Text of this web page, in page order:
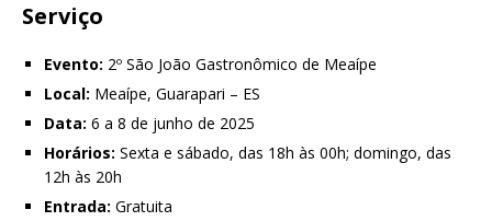
Serviço
Evento: 2º São João Gastronômico de Meaípe
Local: Meaípe, Guarapari – ES
Data: 6 a 8 de junho de 2025
Horários: Sexta e sábado, das 18h às 00h; domingo, das
12h às 20h
Entrada: Gratuita